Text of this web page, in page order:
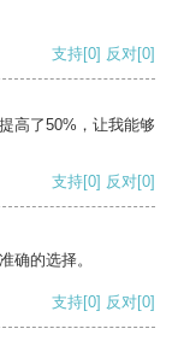
支持[0] 反对[0]
高了50%，让我能够
支持[0] 反对[0]
确的选择。
支持[0] 反对[0]